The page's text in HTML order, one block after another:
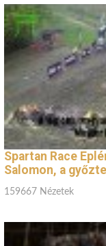
Spartan Race
Salomon, a
159667 Nézetek